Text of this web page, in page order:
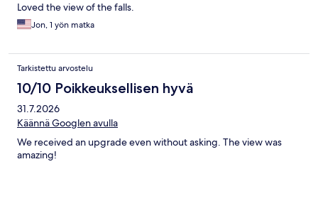
Loved the view of the falls.
Jon, 1 yön matka
Tarkistettu arvostelu
10/10 Poikkeuksellisen hyvä
31.7.2026
Käännä Googlen avulla
We received an upgrade even without asking. The view was
amazing!